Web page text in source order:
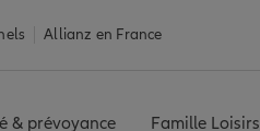
Allianz en France
& prévoyance Famille Loisirs